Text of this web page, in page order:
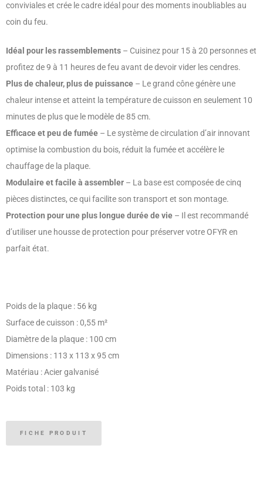
conviviales et crée le cadre idéal pour des moments inoubliables au
coin du feu.
Idéal pour les rassemblements – Cuisinez pour 15 à 20 personnes et
profitez de 9 à 11 heures de feu avant de devoir vider les cendres.
Plus de chaleur, plus de puissance – Le grand cône génère une
chaleur intense et atteint la température de cuisson en seulement 10
minutes de plus que le modèle de 85 cm.
Efficace et peu de fumée – Le système de circulation d’air innovant
optimise la combustion du bois, réduit la fumée et accélère le
chauffage de la plaque.
Modulaire et facile à assembler – La base est composée de cinq
pièces distinctes, ce qui facilite son transport et son montage.
Protection pour une plus longue durée de vie – Il est recommandé
d’utiliser une housse de protection pour préserver votre OFYR en
parfait état.
Poids de la plaque : 56 kg
Surface de cuisson : 0,55 m²
Diamètre de la plaque : 100 cm
Dimensions : 113 x 113 x 95 cm
Matériau : Acier galvanisé
Poids total : 103 kg
FICHE PRODUIT